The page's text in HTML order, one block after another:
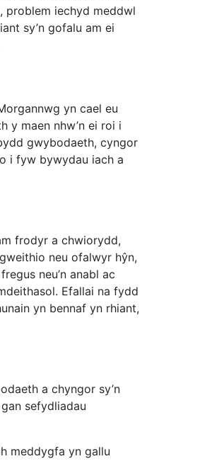
problem iechyd meddwl
sy’n gofalu am ei
yn cael eu
y maen nhw’n ei roi i
gwybodaeth, cyngor
i fyw bywydau iach a
frodyr a chwiorydd,
neu ofalwyr hŷn,
neu’n anabl ac
Efallai na fydd
yn bennaf yn rhiant,
a chyngor sy’n
sefydliadau
meddygfa yn gallu